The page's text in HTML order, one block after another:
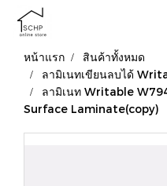
หน้าแรก
สินค้าทั้งหมด
ลามิเนทเขียนลบได้
ลามิเนท Writable
Surface Laminate(copy)